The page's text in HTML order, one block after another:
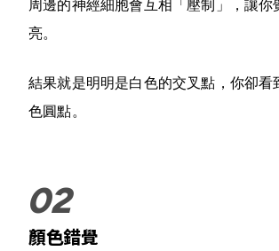
周邊的神經細胞會互相「壓制」，讓
亮。
結果就是明明是白色的交叉點，你卻看
色圓點。
顏色錯覺